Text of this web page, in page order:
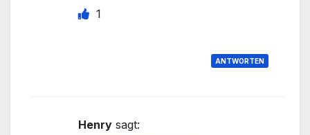
1
ANTWORTEN
Henry sagt: